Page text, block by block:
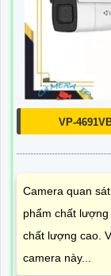
VP-
Camera quan
phẩm chất
chất lượng cao.
camera này...